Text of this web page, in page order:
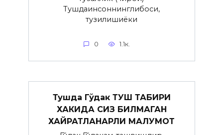
Тушдаинсоннинглибоси,
тузилишиёки
0 1.1к.
Тушда Гўдак ТУШ ТАБИРИ
ХАКИДА СИЗ БИЛМАГАН
ХАЙРАТЛАНАРЛИ МАЛУМОТ